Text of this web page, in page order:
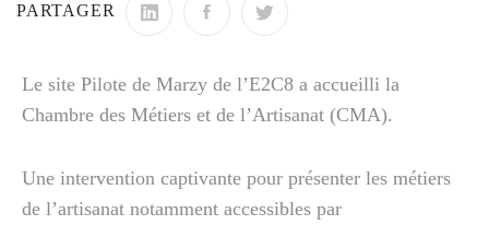
PARTAGER
Le site Pilote de Marzy de l’E2C8 a accueilli la
Chambre des Métiers et de l’Artisanat (CMA).
Une intervention captivante pour présenter les métiers
de l’artisanat notamment accessibles par